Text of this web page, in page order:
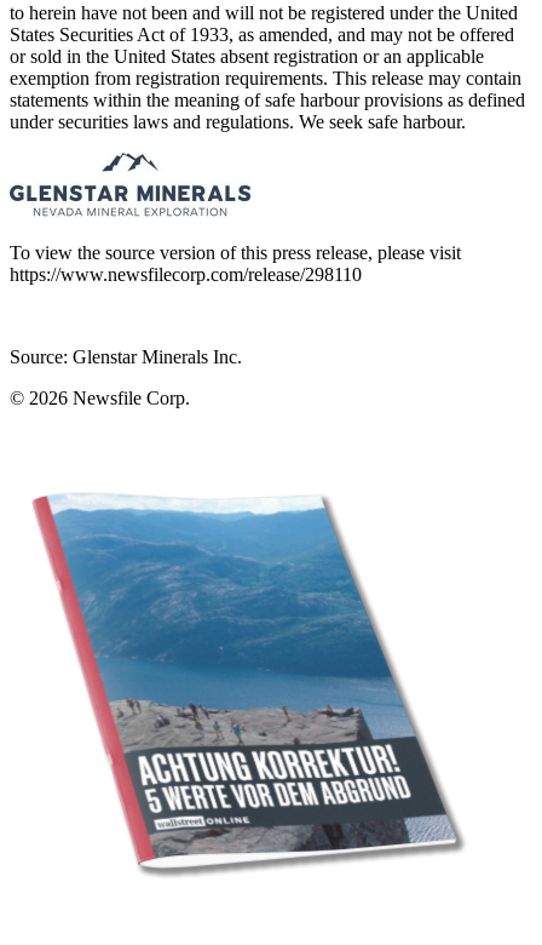
to herein have not been and will not be registered under the United
States Securities Act of 1933, as amended, and may not be offered
or sold in the United States absent registration or an applicable
exemption from registration requirements. This release may contain
statements within the meaning of safe harbour provisions as defined
under securities laws and regulations. We seek safe harbour.
To view the source version of this press release, please visit
https://www.newsfilecorp.com/release/298110
Source: Glenstar Minerals Inc.
© 2026 Newsfile Corp.